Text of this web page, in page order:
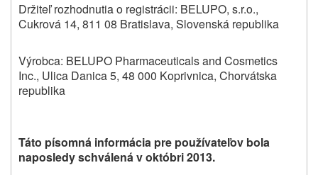
Držiteľ rozhodnutia o registrácii: BELUPO, s.r.o.,
Cukrová 14, 811 08 Bratislava, Slovenská republika
Výrobca: BELUPO Pharmaceuticals and Cosmetics
Inc., Ulica Danica 5, 48 000 Koprivnica, Chorvátska
republika
Táto písomná informácia pre používateľov bola
naposledy schválená v októbri 2013.